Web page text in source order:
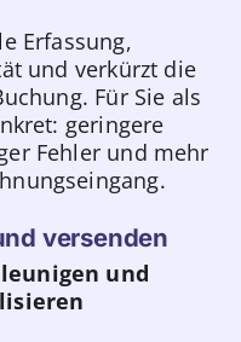
Erfassung,
und verkürzt die
Für Sie als
geringere
Fehler und mehr
versenden
und